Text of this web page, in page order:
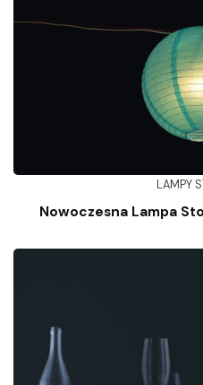
LAMPY
Nowoczesna Lampa